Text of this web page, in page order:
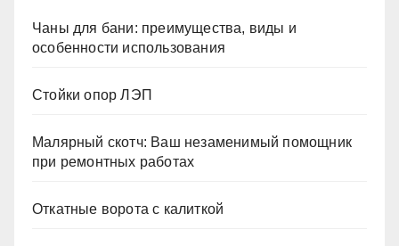
Чаны для бани: преимущества, виды и
особенности использования
Стойки опор ЛЭП
Малярный скотч: Ваш незаменимый помощник
при ремонтных работах
Откатные ворота с калиткой